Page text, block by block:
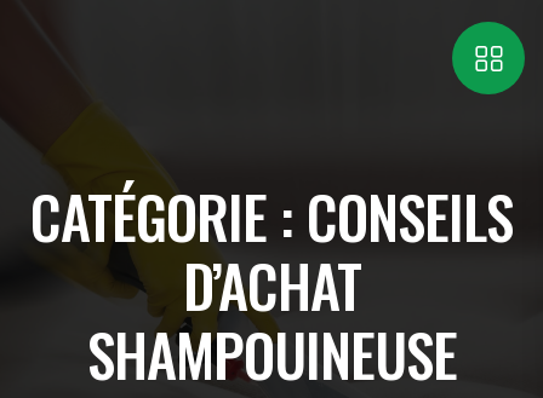
CATÉGORIE :CONSEILS
D’ACHAT
SHAMPOUINEUSE